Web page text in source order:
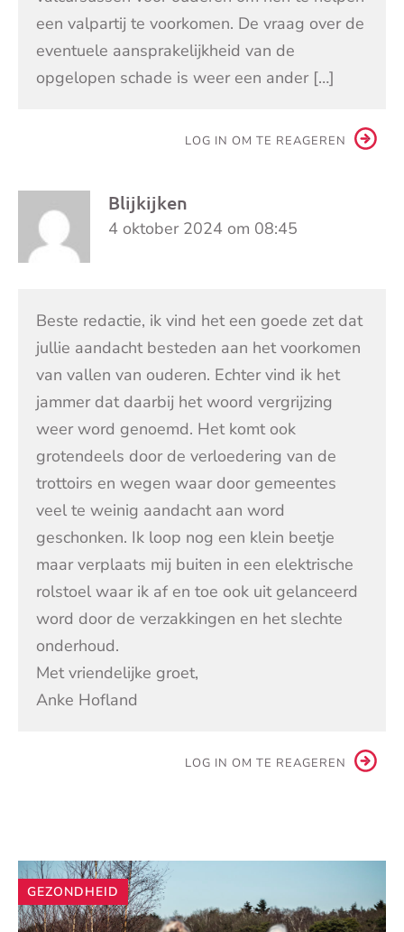
een valpartij te voorkomen. De vraag over de
eventuele aansprakelijkheid van de
opgelopen schade is weer een ander […]
LOG IN OM TE REAGEREN
Blijkijken
4 oktober 2024 om 08:45
Beste redactie, ik vind het een goede zet dat
jullie aandacht besteden aan het voorkomen
van vallen van ouderen. Echter vind ik het
jammer dat daarbij het woord vergrijzing
weer word genoemd. Het komt ook
grotendeels door de verloedering van de
trottoirs en wegen waar door gemeentes
veel te weinig aandacht aan word
geschonken. Ik loop nog een klein beetje
maar verplaats mij buiten in een elektrische
rolstoel waar ik af en toe ook uit gelanceerd
word door de verzakkingen en het slechte
onderhoud.
Met vriendelijke groet,
Anke Hofland
LOG IN OM TE REAGEREN
Andere
artikelen
GEZONDHEID